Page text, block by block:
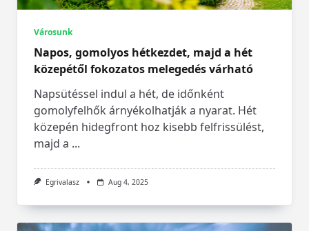
Városunk
Napos, gomolyos hétkezdet, majd a hét
közepétől fokozatos melegedés várható
Napsütéssel indul a hét, de időnként
gomolyfelhők árnyékolhatják a nyarat. Hét
közepén hidegfront hoz kisebb felfrissülést,
majd a ...
Egrivalasz Aug 4, 2025